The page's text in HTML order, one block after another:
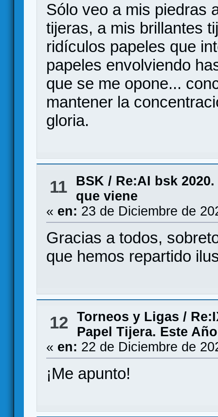
Sólo veo a mis piedras
tijeras, a mis brillantes
ridículos papeles que
papeles envolviendo
que se me opone...
mantener la
gloria.
11 BSK / Re:AI bsk
que viene
« en: 23 de Diciembre de
Gracias a todos,
que hemos repartido
12 Torneos y Ligas /
Papel Tijera. Este
« en: 22 de Diciembre de
¡Me apunto!